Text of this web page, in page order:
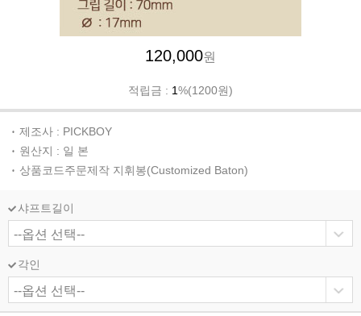
120,000원
적립금 : 1%(1200원)
제조사 : PICKBOY
원산지 : 일 본
상품코드주문제작 지휘봉(Customized Baton)
샤프트길이
각인